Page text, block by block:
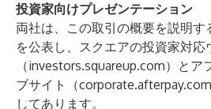
投資家向けプレゼンテーション
両社は、この取引の概要を説明す
を公表し、スクエアの投資家対応
（investors.squareup.com）とア
ブサイト（
してあります。